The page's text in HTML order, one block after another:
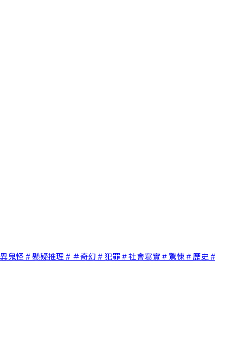
鬼怪 # 懸疑推理 # ＃奇幻 # 犯罪 # 社會寫實 # 驚悚 # 歷史 #